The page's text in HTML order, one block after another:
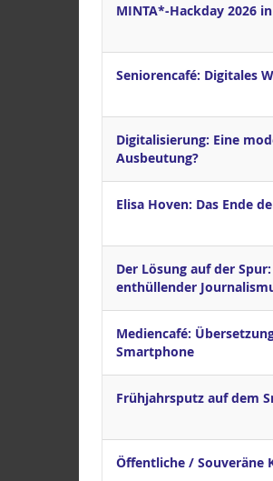
MINTA*-Hackday 2026
Seniorencafé: Digitales
Digitalisierung: Eine
Ausbeutung?
Elisa Hoven: Das Ende
Der Lösung auf der
enthüllender
Mediencafé:
Smartphone
Frühjahrsputz auf dem
Öffentliche / Souveräne